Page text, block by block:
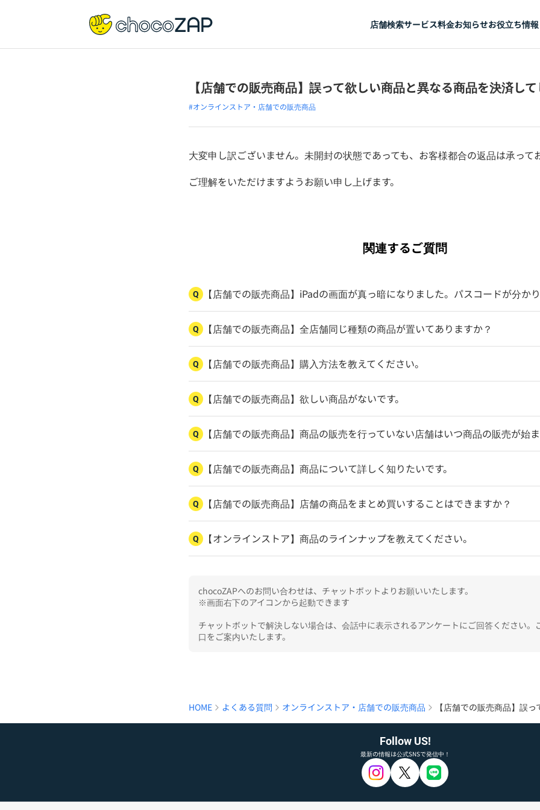
店舗検索サービス料金お知らせお役立ち情報
【店舗での販売商品】誤って欲しい商品と異なる商品を決済して
#オンラインストア・店舗での販売商品
大変申し訳ございません。未開封の状態であっても、お客様都合の返品は承って
ご理解をいただけますようお願い申し上げます。
関連するご質問
Q 【店舗での販売商品】iPadの画面が真っ暗になりました。パスコードが分かり
Q 【店舗での販売商品】全店舗同じ種類の商品が置いてありますか？
Q 【店舗での販売商品】購入方法を教えてください。
Q 【店舗での販売商品】欲しい商品がないです。
Q 【店舗での販売商品】商品の販売を行っていない店舗はいつ商品の販売が始
Q 【店舗での販売商品】商品について詳しく知りたいです。
Q 【店舗での販売商品】店舗の商品をまとめ買いすることはできますか？
Q 【オンラインストア】商品のラインナップを教えてください。
chocoZAPへのお問い合わせは、チャットボットよりお願いいたします。
※画面右下のアイコンから起動できます
チャットボットで解決しない場合は、会話中に表示されるアンケートにご回答ください。
口をご案内いたします。
HOME よくある質問 オンラインストア・店舗での販売商品 【店舗での販売商品】誤
Follow US!
最新の情報は公式SNSで発信中！